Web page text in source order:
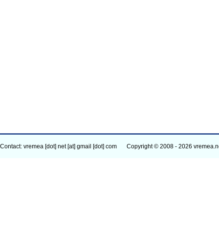
Contact: vremea [dot] net [at] gmail [dot] com Copyright © 2008 - 2026